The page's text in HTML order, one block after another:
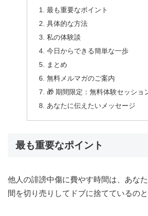
最も重要なポイント
具体的な方法
私の体験談
今日からできる簡単な一歩
まとめ
無料メルマガのご案内
🎁 期間限定：無料体験セッショ
あなたに伝えたいメッセージ
最も重要なポイント
他人の誹謗中傷に費やす時間は、あな
間を切り売りしてドブに捨てているのと